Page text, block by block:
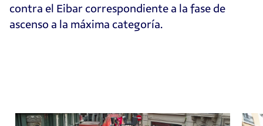
contra el Eibar correspondiente a la fase de
ascenso a la máxima categoría.